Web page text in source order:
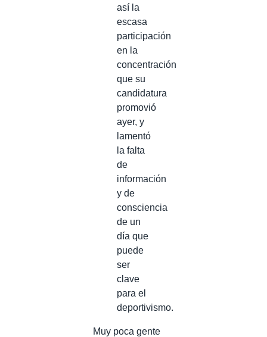
así la
escasa
participación
en la
concentración
que su
candidatura
promovió
ayer, y
lamentó
la falta
de
información
y de
consciencia
de un
día que
puede
ser
clave
para el
deportivismo.
Muy poca gente